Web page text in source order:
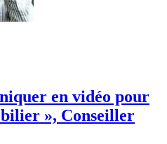
en vidéo pour
», Conseiller